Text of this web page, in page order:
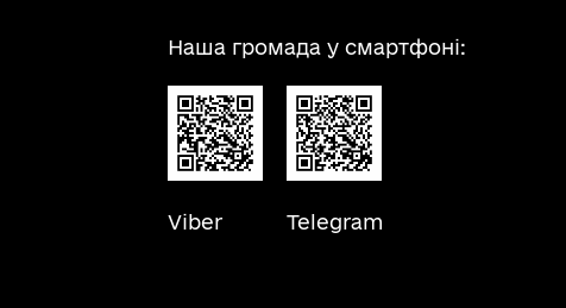
Наша громада у смартфоні:
Viber Telegram